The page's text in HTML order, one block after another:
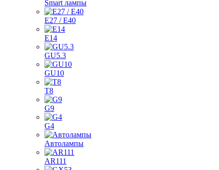
Smart лампы
E27 / E40
E14
GU5.3
GU10
T8
G9
G4
Автолампы
AR111